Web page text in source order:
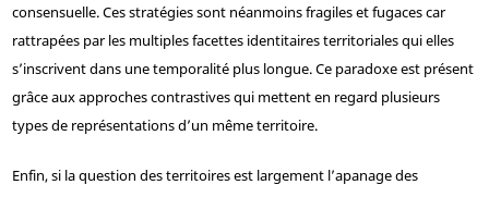
consensuelle. Ces stratégies sont néanmoins fragiles et fugaces car
rattrapées par les multiples facettes identitaires territoriales qui elles
s’inscrivent dans une temporalité plus longue. Ce paradoxe est présent
grâce aux approches contrastives qui mettent en regard plusieurs
types de représentations d’un même territoire.
Enfin, si la question des territoires est largement l’apanage des